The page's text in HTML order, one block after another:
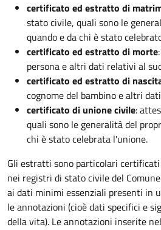
certificato ed estratto di
stato civile, quali sono le
quando e da chi è stato
certificato ed estratto di morte
persona e altri dati relativi al
certificato ed estratto di
cognome del bambino e altri
certificato di unione civile:
quali sono le generalità del
chi è stato celebrata l'unione.
Gli estratti sono particolari
nei registri di stato civile del
ai dati minimi essenziali presenti in
le annotazioni (cioè dati specifici e
della vita). Le annotazioni inserite